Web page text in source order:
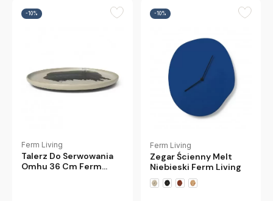
-10%
Ferm Living
Talerz Do Serwowania
Omhu 36 Cm Ferm
-10%
Ferm Living
Zegar Ścienny Melt
Niebieski Ferm Living